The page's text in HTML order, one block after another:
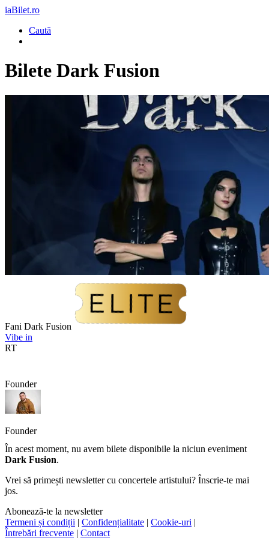
iaBilet.ro
Caută
Bilete Dark Fusion
Fani Dark Fusion
Vibe in
RT
Founder
Founder
În acest moment, nu avem bilete disponibile la niciun eveniment
Dark Fusion.
Vrei să primești newsletter cu concertele artistului? Înscrie-te mai
jos.
Abonează-te la newsletter
Termeni și condiții | Confidențialitate | Cookie-uri |
Întrebări frecvente | Contact